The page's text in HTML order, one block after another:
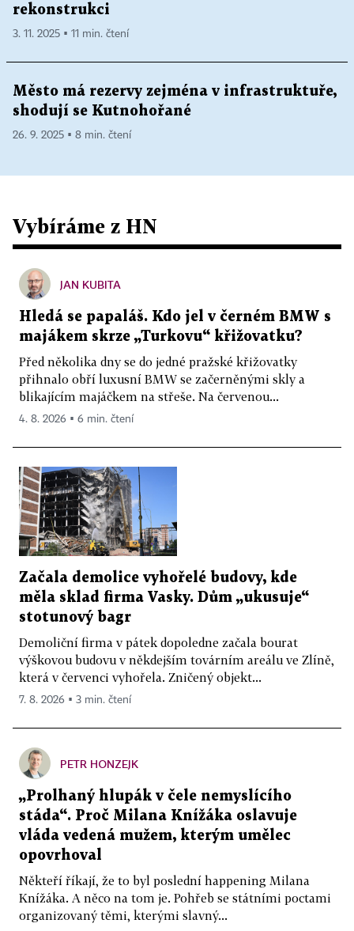
rekonstrukci
3. 11. 2025 ▪ 11 min. čtení
Město má rezervy zejména v infrastruktuře,
shodují se Kutnohořané
26. 9. 2025 ▪ 8 min. čtení
Vybíráme z HN
JAN KUBITA
Hledá se papaláš. Kdo jel v černém BMW s
majákem skrze „Turkovu“ křižovatku?
Před několika dny se do jedné pražské křižovatky
přihnalo obří luxusní BMW se začerněnými skly a
blikajícím majáčkem na střeše. Na červenou...
4. 8. 2026 ▪ 6 min. čtení
Začala demolice vyhořelé budovy, kde
měla sklad firma Vasky. Dům „ukusuje“
stotunový bagr
Demoliční firma v pátek dopoledne začala bourat
výškovou budovu v někdejším továrním areálu ve Zlíně,
která v červenci vyhořela. Zničený objekt...
7. 8. 2026 ▪ 3 min. čtení
PETR HONZEJK
„Prolhaný hlupák v čele nemyslícího
stáda“. Proč Milana Knížáka oslavuje
vláda vedená mužem, kterým umělec
opovrhoval
Někteří říkají, že to byl poslední happening Milana
Knížáka. A něco na tom je. Pohřeb se státními poctami
organizovaný těmi, kterými slavný...